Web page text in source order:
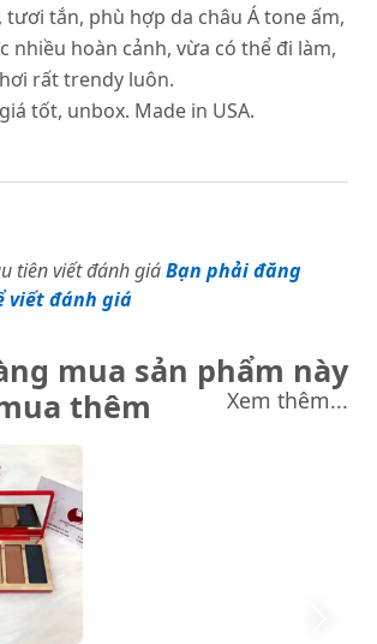
tắn, phù hợp da châu Á tone ấm,
nhiều hoàn cảnh, vừa có thể đi làm,
rất trendy luôn.
tốt, unbox. Made in USA.
tiên viết đánh giáBạn phải đăng
viết đánh giá
mua sản phẩm này
thêm
Xem thêm...